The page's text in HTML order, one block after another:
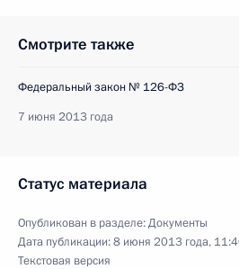
Смотрите также
Федеральный закон № 126-ФЗ
7 июня 2013 года
Статус материала
Опубликован в разделе:Документы
Дата публикации:8 июня 2013 года,
Текстовая версия